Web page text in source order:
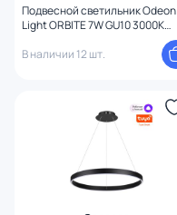
Подвесной светильник Odeon
Light ORBITE 7W GU10 3000К
В наличии 12 шт.